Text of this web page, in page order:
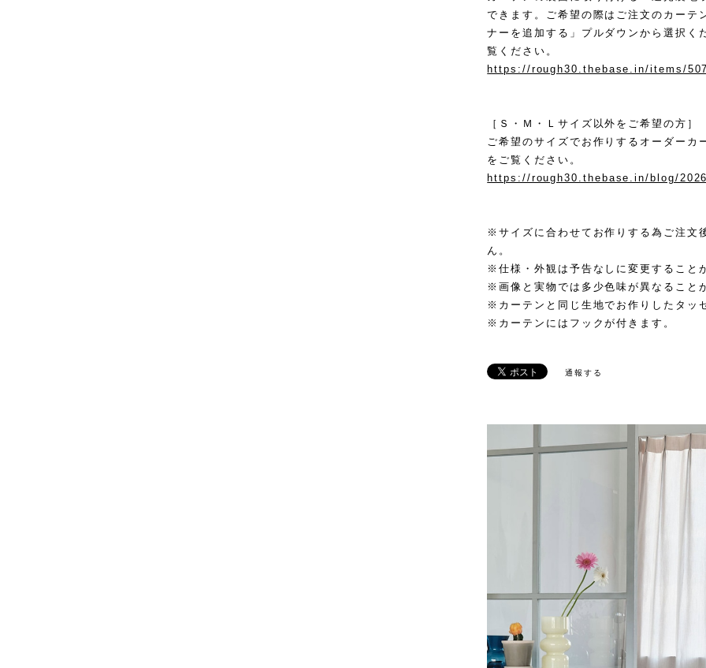
できます。ご希望の際はご注文のカーテ
ナーを追加する」プルダウンから選択く
覧ください。
https://rough30.thebase.in/items/
［Ｓ・Ｍ・Ｌサイズ以外をご希望の方］
ご希望のサイズでお作りするオーダーカ
をご覧ください。
https://rough30.thebase.in/blog/
※サイズに合わせてお作りする為ご注文
ん。
※仕様・外観は予告なしに変更すること
※画像と実物では多少色味が異なること
※カーテンと同じ生地でお作りしたタッ
※カーテンにはフックが付きます。
通報する